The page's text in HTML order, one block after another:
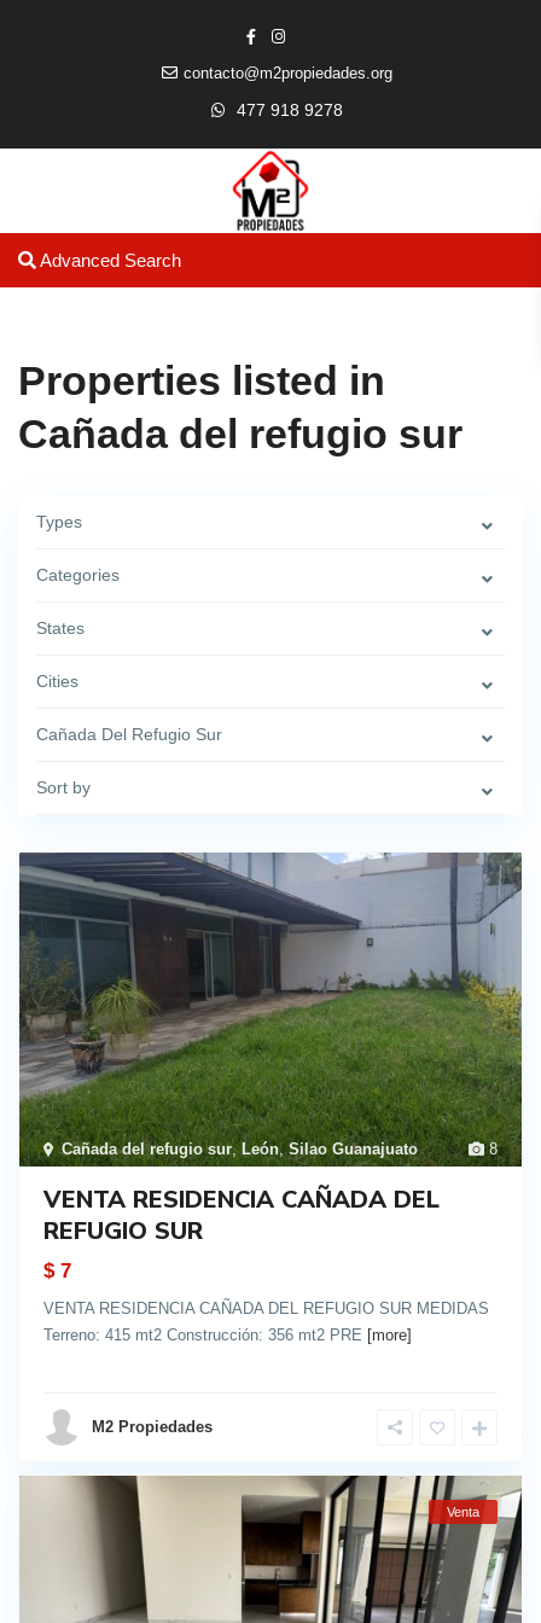
contacto@m2propiedades.org
477 918 9278
Advanced Search
Properties listed in
Cañada del refugio sur
Types
Categories
States
Cities
Cañada Del Refugio Sur
Sort by
8
Cañada del refugio sur, León,Silao Guanajuato
VENTA RESIDENCIA CAÑADA DEL
REFUGIO SUR
$ 7
VENTA RESIDENCIA CAÑADA DEL REFUGIO SUR MEDIDAS
Terreno: 415 mt2 Construcción: 356 mt2 PRE [more]
M2 Propiedades
Venta